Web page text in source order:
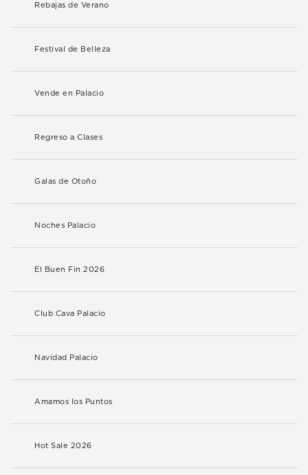
Rebajas de Verano
Festival de Belleza
Vende en Palacio
Regreso a Clases
Galas de Otoño
Noches Palacio
El Buen Fin 2026
Club Cava Palacio
Navidad Palacio
Amamos los Puntos
Hot Sale 2026